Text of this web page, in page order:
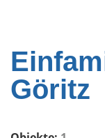
Göritz